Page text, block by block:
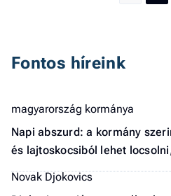
Fontos híreink
magyarország kormánya
Napi abszurd: a kormány
és lajtoskocsiból lehet
Novak Djokovics